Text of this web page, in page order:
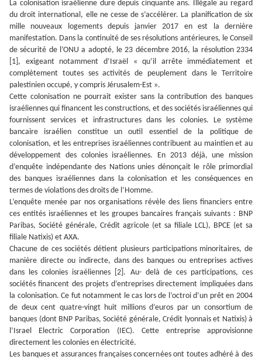
La colonisation israélienne dure depuis cinquante ans. Illégale au regard
du droit international, elle ne cesse de s’accélérer. La planification de six
mille nouveaux logements depuis janvier 2017 en est la dernière
manifestation. Dans la continuité de ses résolutions antérieures, le Conseil
de sécurité de l’ONU a adopté, le 23 décembre 2016, la résolution 2334
[1], exigeant notamment d’Israël « qu’il arrête immédiatement et
complètement toutes ses activités de peuplement dans le Territoire
palestinien occupé, y compris Jérusalem-Est ».
Cette colonisation ne pourrait exister sans la contribution des banques
israéliennes qui financent les constructions, et des sociétés israéliennes qui
fournissent services et infrastructures dans les colonies. Le système
bancaire israélien constitue un outil essentiel de la politique de
colonisation, et les entreprises israéliennes contribuent au maintien et au
développement des colonies israéliennes. En 2013 déjà, une mission
d’enquête indépendante des Nations unies dénonçait le rôle primordial
des banques israéliennes dans la colonisation et les conséquences en
termes de violations des droits de l’Homme.
L’enquête menée par nos organisations révèle des liens financiers entre
ces entités israéliennes et les groupes bancaires français suivants : BNP
Paribas, Société générale, Crédit agricole (et sa filiale LCL), BPCE (et sa
filiale Natixis) et AXA.
Chacune de ces sociétés détient plusieurs participations minoritaires, de
manière directe ou indirecte, dans des banques ou entreprises actives
dans les colonies israéliennes [2]. Au- delà de ces participations, ces
sociétés financent des projets d’entreprises directement impliquées dans
la colonisation. Ce fut notamment le cas lors de l’octroi d’un prêt en 2004
de deux cent quatre-vingt huit millions d’euros par un consortium de
banques (dont BNP Paribas, Société générale, Crédit lyonnais et Natixis) à
l’Israel Electric Corporation (IEC). Cette entreprise approvisionne
directement les colonies en électricité.
Les banques et assurances françaises concernées ont toutes adhéré à des